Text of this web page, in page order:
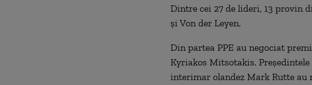
Dintre cei 27 de lideri, 13 provin
şi Von der Leyen.
Din partea PPE au negociat
Kyriakos Mitsotakis.
interimar olandez Mark Rutte